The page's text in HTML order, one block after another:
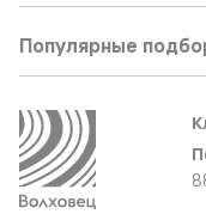
Популярные